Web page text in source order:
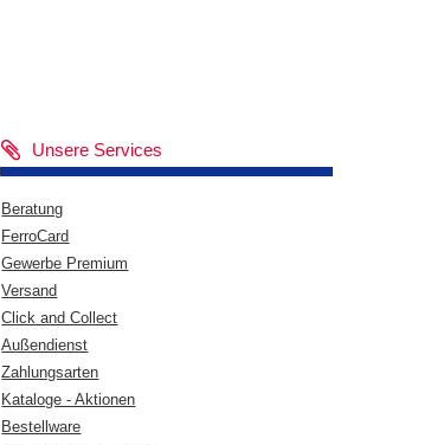
Unsere Services
Beratung
FerroCard
Gewerbe Premium
Versand
Click and Collect
Außendienst
Zahlungsarten
Kataloge - Aktionen
Bestellware